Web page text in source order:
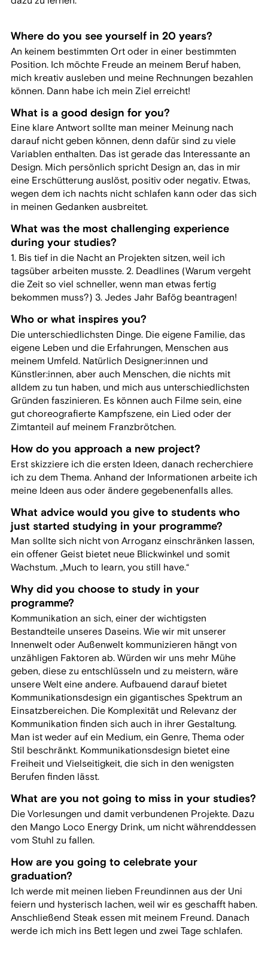
Where do you see yourself in 20 years?
An keinem bestimmten Ort oder in einer bestimmten
Position. Ich möchte Freude an meinem Beruf haben,
mich kreativ ausleben und meine Rechnungen bezahlen
können. Dann habe ich mein Ziel erreicht!
What is a good design for you?
Eine klare Antwort sollte man meiner Meinung nach
darauf nicht geben können, denn dafür sind zu viele
Variablen enthalten. Das ist gerade das Interessante an
Design. Mich persönlich spricht Design an, das in mir
eine Erschütterung auslöst, positiv oder negativ. Etwas,
wegen dem ich nachts nicht schlafen kann oder das sich
in meinen Gedanken ausbreitet.
What was the most challenging experience
during your studies?
1. Bis tief in die Nacht an Projekten sitzen, weil ich
tagsüber arbeiten musste. 2. Deadlines (Warum vergeht
die Zeit so viel schneller, wenn man etwas fertig
bekommen muss?) 3. Jedes Jahr Bafög beantragen!
Who or what inspires you?
Die unterschiedlichsten Dinge. Die eigene Familie, das
eigene Leben und die Erfahrungen, Menschen aus
meinem Umfeld. Natürlich Designer:innen und
Künstler:innen, aber auch Menschen, die nichts mit
alldem zu tun haben, und mich aus unterschiedlichsten
Gründen faszinieren. Es können auch Filme sein, eine
gut choreografierte Kampfszene, ein Lied oder der
Zimtanteil auf meinem Franzbrötchen.
How do you approach a new project?
Erst skizziere ich die ersten Ideen, danach recherchiere
ich zu dem Thema. Anhand der Informationen arbeite ich
meine Ideen aus oder ändere gegebenenfalls alles.
What advice would you give to students who
just started studying in your programme?
Man sollte sich nicht von Arroganz einschränken lassen,
ein offener Geist bietet neue Blickwinkel und somit
Wachstum. „Much to learn, you still have.“
Why did you choose to study in your
programme?
Kommunikation an sich, einer der wichtigsten
Bestandteile unseres Daseins. Wie wir mit unserer
Innenwelt oder Außenwelt kommunizieren hängt von
unzähligen Faktoren ab. Würden wir uns mehr Mühe
geben, diese zu entschlüsseln und zu meistern, wäre
unsere Welt eine andere. Aufbauend darauf bietet
Kommunikationsdesign ein gigantisches Spektrum an
Einsatzbereichen. Die Komplexität und Relevanz der
Kommunikation finden sich auch in ihrer Gestaltung.
Man ist weder auf ein Medium, ein Genre, Thema oder
Stil beschränkt. Kommunikationsdesign bietet eine
Freiheit und Vielseitigkeit, die sich in den wenigsten
Berufen finden lässt.
What are you not going to miss in your studies?
Die Vorlesungen und damit verbundenen Projekte. Dazu
den Mango Loco Energy Drink, um nicht währenddessen
vom Stuhl zu fallen.
How are you going to celebrate your
graduation?
Ich werde mit meinen lieben Freundinnen aus der Uni
feiern und hysterisch lachen, weil wir es geschafft haben.
Anschließend Steak essen mit meinem Freund. Danach
werde ich mich ins Bett legen und zwei Tage schlafen.